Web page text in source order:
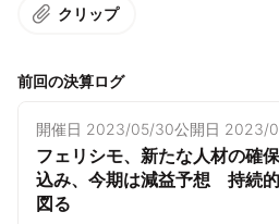
クリップ
前回の決算ログ
開催日 2023/05/30公開日 2023/
フェリシモ、新たな人材の確
込み、今期は減益予想 持続
図る